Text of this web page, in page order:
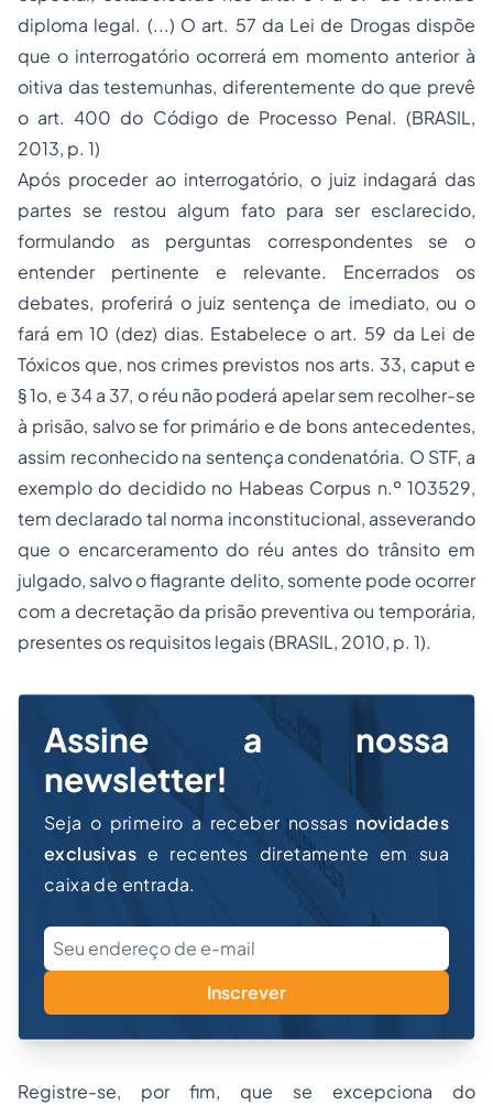
diploma legal. (...) O art. 57 da Lei de Drogas dispõe
que o interrogatório ocorrerá em momento anterior à
oitiva das testemunhas, diferentemente do que prevê
o art. 400 do Código de Processo Penal. (BRASIL,
2013, p. 1)
Após proceder ao interrogatório, o juiz indagará das
partes se restou algum fato para ser esclarecido,
formulando as perguntas correspondentes se o
entender pertinente e relevante. Encerrados os
debates, proferirá o juiz sentença de imediato, ou o
fará em 10 (dez) dias. Estabelece o art. 59 da Lei de
Tóxicos que, nos crimes previstos nos arts. 33, caput e
§ 1o, e 34 a 37, o réu não poderá apelar sem recolher-se
à prisão, salvo se for primário e de bons antecedentes,
assim reconhecido na sentença condenatória. O STF, a
exemplo do decidido no Habeas Corpus n.º 103529,
tem declarado tal norma inconstitucional, asseverando
que o encarceramento do réu antes do trânsito em
julgado, salvo o flagrante delito, somente pode ocorrer
com a decretação da prisão preventiva ou temporária,
presentes os requisitos legais (BRASIL, 2010, p. 1).
Assine a nossa
newsletter!
Seja o primeiro a receber nossas novidades
exclusivas e recentes diretamente em sua
caixa de entrada.
Inscrever
Registre-se, por fim, que se excepciona do